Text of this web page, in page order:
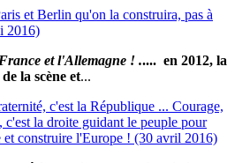
et Berlin qu'on la construira, pas à
2016)
et l'Allemagne ! ..... en 2012, la
la scène et...
c'est la République ... Courage,
la droite guidant le peuple pour
et construire l'Europe ! (30 avril 2016)